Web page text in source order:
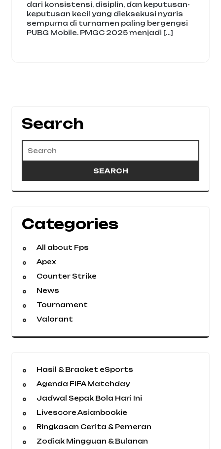
dari konsistensi, disiplin, dan keputusan-
keputusan kecil yang dieksekusi nyaris
sempurna di turnamen paling bergengsi
PUBG Mobile. PMGC 2025 menjadi […]
Search
Categories
All about Fps
Apex
Counter Strike
News
Tournament
Valorant
Hasil & Bracket eSports
Agenda FIFA Matchday
Jadwal Sepak Bola Hari Ini
Livescore Asianbookie
Ringkasan Cerita & Pemeran
Zodiak Mingguan & Bulanan